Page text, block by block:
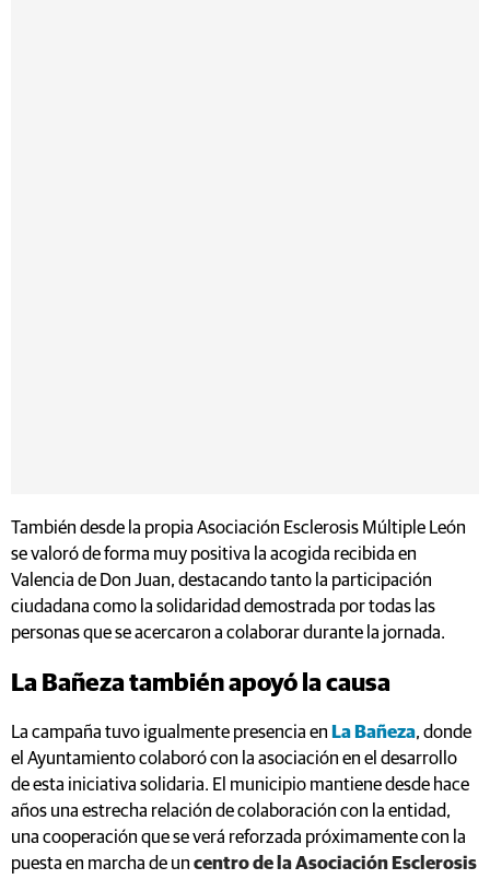
También desde la propia Asociación Esclerosis Múltiple León
se valoró de forma muy positiva la acogida recibida en
Valencia de Don Juan, destacando tanto la participación
ciudadana como la solidaridad demostrada por todas las
personas que se acercaron a colaborar durante la jornada.
La Bañeza también apoyó la causa
La campaña tuvo igualmente presencia en La Bañeza, donde
el Ayuntamiento colaboró con la asociación en el desarrollo
de esta iniciativa solidaria. El municipio mantiene desde hace
años una estrecha relación de colaboración con la entidad,
una cooperación que se verá reforzada próximamente con la
puesta en marcha de un centro de la Asociación Esclerosis